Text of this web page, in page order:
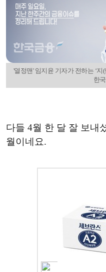
'열정맨' 임지윤 기자가 전하는 ‘지
한
다들 4월 한 달 잘 보내
월이네요.